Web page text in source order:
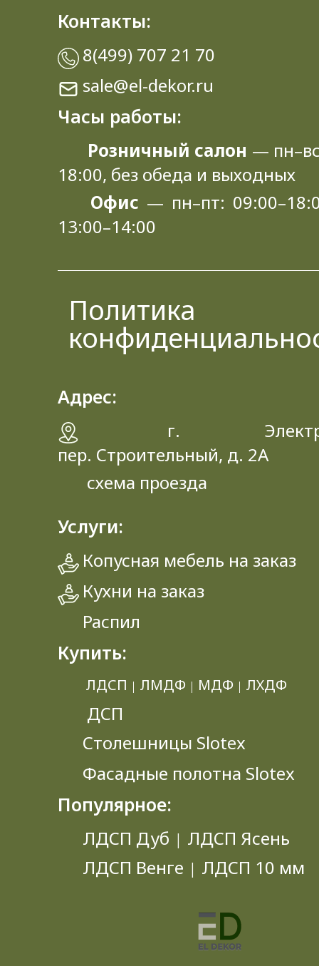
Контакты:
8(499) 707 21 70
sale@el-dekor.ru
Часы работы:
Розничный салон —
18:00, без обеда и выходных
Офис — пн–пт:
13:00–14:00
Политика
Адрес:
г.
пер. Строительный, д. 2A
схема проезда
Услуги:
Копусная мебель на заказ
Кухни на заказ
Распил
Купить:
ЛДСП | ЛМДФ | МДФ | ЛХДФ
ДСП
Столешницы Slotex
Фасадные полотна Slotex
Популярное:
ЛДСП Дуб | ЛДСП Ясень
ЛДСП Венге | ЛДСП 10 мм